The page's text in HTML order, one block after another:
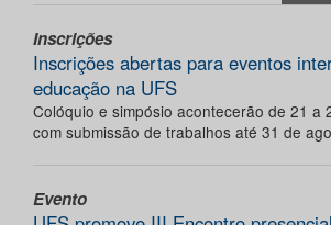
Inscrições
Inscrições abertas para eventos
educação na UFS
Colóquio e simpósio acontecerão de 21 a
com submissão de trabalhos até 31 de
Evento